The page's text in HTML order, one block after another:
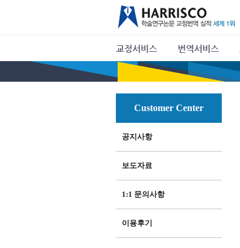
교정서비스 번역서비스
Customer Center
공지사항
보도자료
1:1 문의사항
이용후기